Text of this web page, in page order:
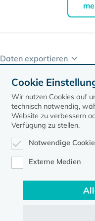
Daten exportieren
Kontakt
Evangelische Kirche
Cookie
Wir nutzen Cookies auf
technisch notwendig,
Website zu verbessern
Verfügung zu stellen.
Notwendige
Externe Medien